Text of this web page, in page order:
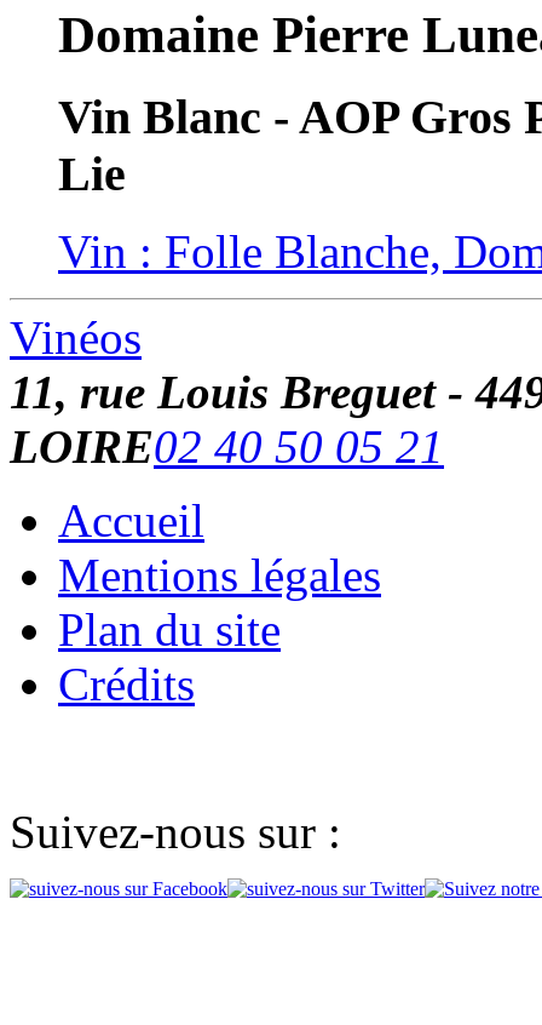
Domaine Pierre
Vin Blanc - AOP Gros
Lie
Vin : Folle Blanche,
Vinéos
11, rue Louis Breguet -
LOIRE02 40 50 05 21
Accueil
Mentions légales
Plan du site
Crédits
Suivez-nous sur :